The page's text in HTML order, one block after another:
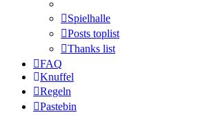
Spielhalle
Posts toplist
Thanks list
FAQ
Knuffel
Regeln
Pastebin